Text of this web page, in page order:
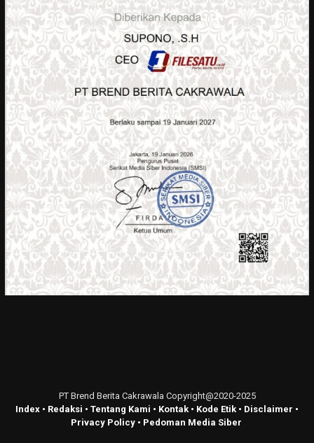
PT Brend Berita Cakrawala Copyright@2020-2025
Index • Redaksi • Tentang Kami • Kontak • Kode Etik • Disclaimer •
Privacy Policy• Pedoman Media Siber